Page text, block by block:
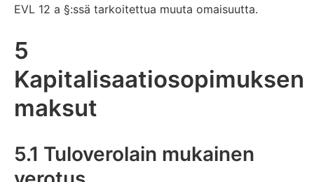
EVL 12 a §:ssä tarkoitettua muuta omaisuutta.
5
Kapitalisaatiosopimuksen
maksut
5.1 Tuloverolain mukainen